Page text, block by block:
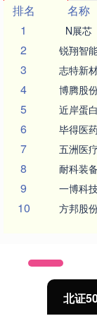
排名
名称
1
N展芯
2 锐翔智
3 志特新
4 博腾股
5 近岸蛋白
6 毕得医
7 五洲医疗
8 耐科装备
9 一博科
10 方邦股
北证50